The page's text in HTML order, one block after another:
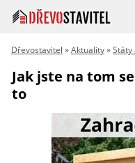
Dřevostavitel »Aktuality»Státy
Jak jste na tom
to